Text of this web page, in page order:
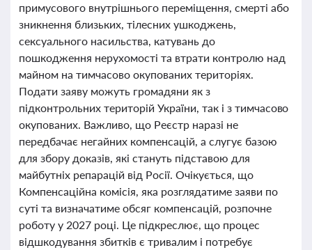
примусового внутрішнього переміщення, смерті або
зникнення близьких, тілесних ушкоджень,
сексуального насильства, катувань до
пошкодження нерухомості та втрати контролю над
майном на тимчасово окупованих територіях.
Подати заяву можуть громадяни як з
підконтрольних територій України, так і з тимчасово
окупованих. Важливо, що Реєстр наразі не
передбачає негайних компенсацій, а слугує базою
для збору доказів, які стануть підставою для
майбутніх репарацій від Росії. Очікується, що
Компенсаційна комісія, яка розглядатиме заяви по
суті та визначатиме обсяг компенсацій, розпочне
роботу у 2027 році. Це підкреслює, що процес
відшкодування збитків є тривалим і потребує